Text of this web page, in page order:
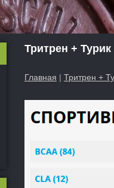
Тритрен +
Главная | Тритрен +